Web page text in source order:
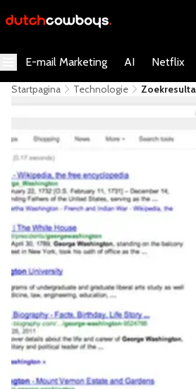
E-mail Marketing AI Netflix
Startpagina Technologie
Een Nieuw